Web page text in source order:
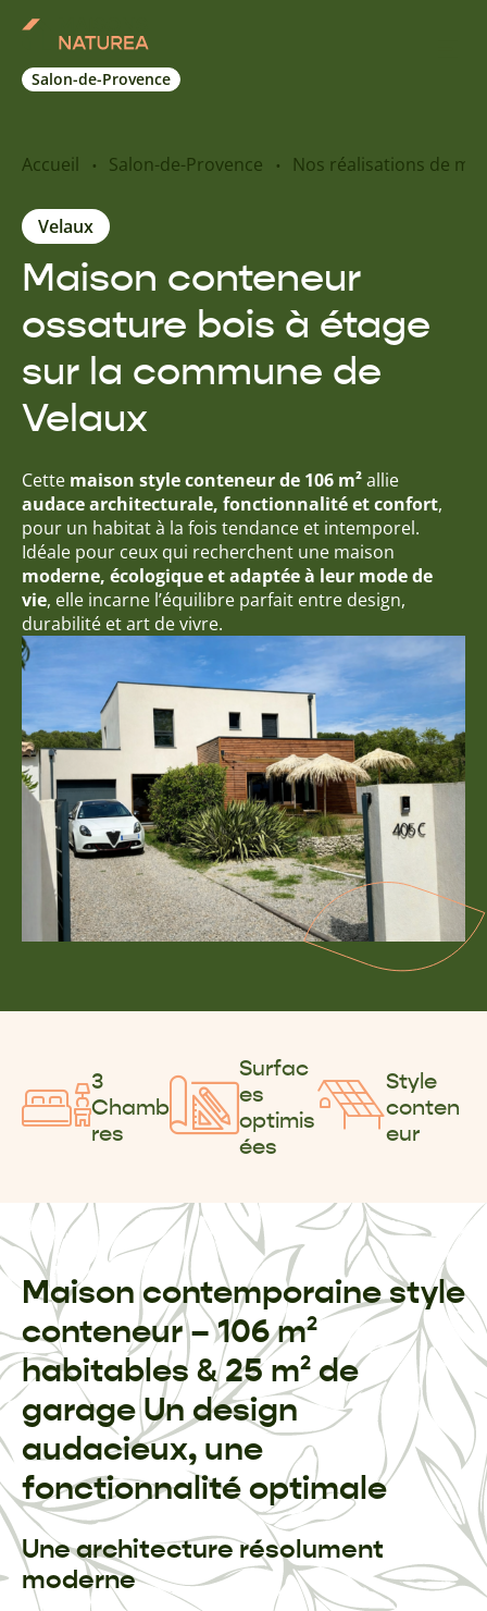
Salon-de-Provence
Nos offres
Accueil Salon-de-Provence Nos réalisations de
Maison conteneur
ossature bois à étage
sur la commune de
Velaux
Velaux
Cette maison style conteneur de 106 m²allie
audace architecturale, fonctionnalité et confort,
pour un habitat à la fois tendance et intemporel.
Idéale pour ceux qui recherchent une maison
moderne, écologique et adaptée à leur mode de
vie, elle incarne l’équilibre parfait entre design,
durabilité et art de vivre.
3
Chamb
res
Surfac
es
optimis
ées
Style
conten
eur
Maison contemporaine style
conteneur – 106 m²
habitables & 25 m² de
garage Un design
audacieux, une
fonctionnalité optimale
Une architecture résolument
moderne